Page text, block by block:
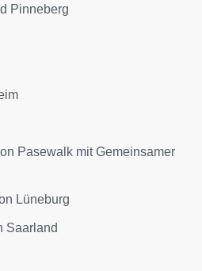
Pinneberg
Pasewalk mit Gemeinsamer
Lüneburg
Saarland